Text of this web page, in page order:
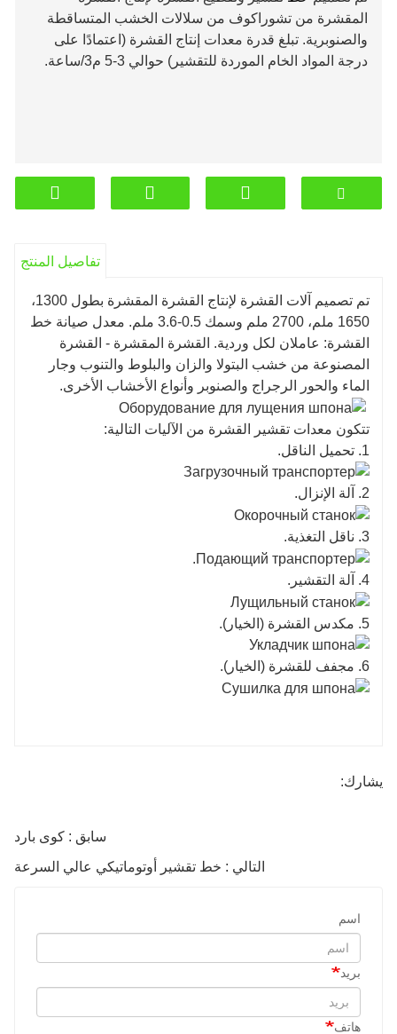
المقشرة من تشوراكوف من سلالات الخشب المتساقطة
والصنوبرية. تبلغ قدرة معدات إنتاج القشرة (اعتمادًا على
درجة المواد الخام الموردة للتقشير) حوالي 3-5 م3/ساعة.
تفاصيل المنتج
تم تصميم آلات القشرة لإنتاج القشرة المقشرة بطول 1300،
1650 ملم، 2700 ملم وسمك 0.5-3.6 ملم. معدل صيانة خط
القشرة: عاملان لكل وردية. القشرة المقشرة - القشرة
المصنوعة من خشب البتولا والزان والبلوط والتنوب وجار
الماء والحور الرجراج والصنوبر وأنواع الأخشاب الأخرى.
تتكون معدات تقشير القشرة من الآليات التالية:
1. تحميل الناقل.
2. آلة الإنزال.
3. ناقل التغذية.
4. آلة التقشير.
5. مكدس القشرة (الخيار).
6. مجفف للقشرة (الخيار).
يشارك:
سابق : كوى بارد
التالي : خط تقشير أوتوماتيكي عالي السرعة
اسم
بريد
هاتف